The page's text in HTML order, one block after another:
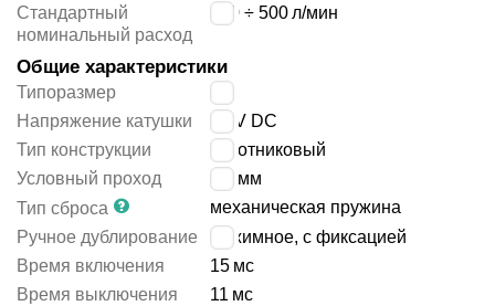
Стандартный
номинальный расход
480 ÷ 500 л/мин
Общие характеристики
Типоразмер
Напряжение катушки
24 V DC
Тип конструкции
золотниковый
Условный проход
мм
Тип сброса
механическая пружина
Ручное дублирование
нажимное, с фиксацией
Время включения
15 мс
Время выключения
11 мс